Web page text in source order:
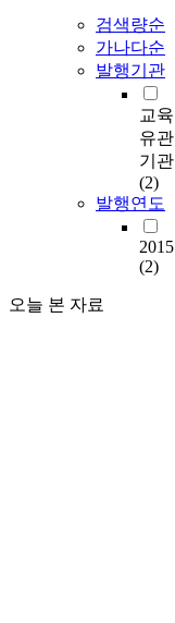
검색량순
가나다순
발행기관
교육
유관
기관
(2)
발행연도
2015
(2)
오늘 본 자료